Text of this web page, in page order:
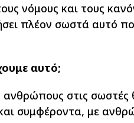
νόμους και τους
πλέον σωστά αυτό
αυτό;
στις σωστές
συμφέροντα, με